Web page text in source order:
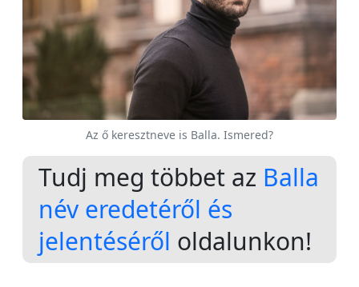
Az ő keresztneve is Balla. Ismered?
Tudj meg többet az Balla
név eredetéről és
jelentéséről oldalunkon!